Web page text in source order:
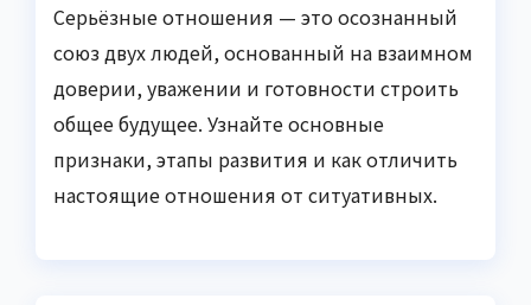
Серьёзные отношения — это осознанный
союз двух людей, основанный на взаимном
доверии, уважении и готовности строить
общее будущее. Узнайте основные
признаки, этапы развития и как отличить
настоящие отношения от ситуативных.